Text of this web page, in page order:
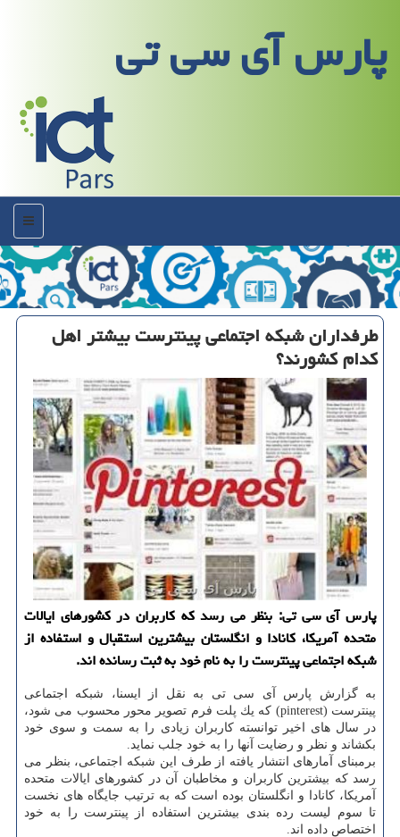
پارس آی سی تی
منو
طرفداران شبكه اجتماعی پینترست بیشتر اهل
كدام كشورند؟
پارس آی سی تی: بنظر می رسد كه كاربران در كشورهای ایالات
متحده آمریكا، كانادا و انگلستان بیشترین استقبال و استفاده از
شبكه اجتماعی پینترست را به نام خود به ثبت رسانده اند.
به گزارش پارس آی سی تی به نقل از ایسنا، شبكه اجتماعی
پینترست (pinterest) كه یك پلت فرم تصویر محور محسوب می شود،
در سال های اخیر توانسته كاربران زیادی را به سمت و سوی خود
بكشاند و نظر و رضایت آنها را به خود جلب نماید.
برمبنای آمارهای انتشار یافته از طرف این شبكه اجتماعی، بنظر می
رسد كه بیشترین كاربران و مخاطبان آن در كشورهای ایالات متحده
آمریكا، كانادا و انگلستان بوده است كه به ترتیب جایگاه های نخست
تا سوم لیست رده بندی بیشترین استفاده از پینترست را به خود
اختصاص داده اند.